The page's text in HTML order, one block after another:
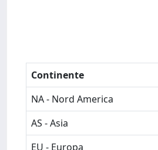
Continente
NA - Nord America
AS - Asia
EU - Europa